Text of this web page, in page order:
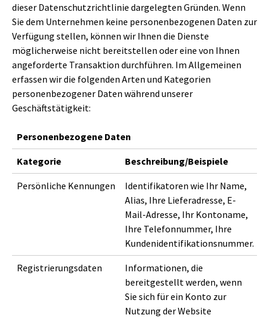
dieser Datenschutzrichtlinie dargelegten Gründen. Wenn
Sie dem Unternehmen keine personenbezogenen Daten zur
Verfügung stellen, können wir Ihnen die Dienste
möglicherweise nicht bereitstellen oder eine von Ihnen
angeforderte Transaktion durchführen. Im Allgemeinen
erfassen wir die folgenden Arten und Kategorien
personenbezogener Daten während unserer
Geschäftstätigkeit:
Personenbezogene Daten
Kategorie Beschreibung/Beispiele
Persönliche Kennungen
Identifikatoren wie Ihr Name,
Alias, Ihre Lieferadresse, E-
Mail-Adresse, Ihr Kontoname,
Ihre Telefonnummer, Ihre
Kundenidentifikationsnummer.
Registrierungsdaten
Informationen, die
bereitgestellt werden, wenn
Sie sich für ein Konto zur
Nutzung der Website